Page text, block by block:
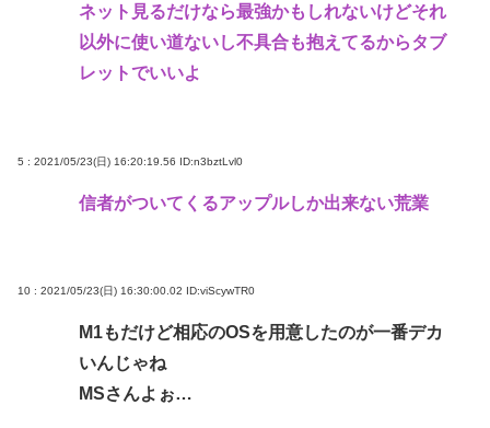
ネット見るだけなら最強かもしれないけどそれ
以外に使い道ないし不具合も抱えてるからタブ
レットでいいよ
5 : 2021/05/23(日) 16:20:19.56 ID:n3bztLvl0
信者がついてくるアップルしか出来ない荒業
10 : 2021/05/23(日) 16:30:00.02 ID:viScywTR0
M1もだけど相応のOSを用意したのが一番デカ
いんじゃね
MSさんよぉ…